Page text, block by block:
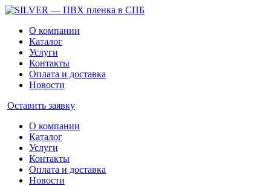
О компании
Каталог
Услуги
Контакты
Оплата и доставка
Новости
Оставить заявку
О компании
Каталог
Услуги
Контакты
Оплата и доставка
Новости